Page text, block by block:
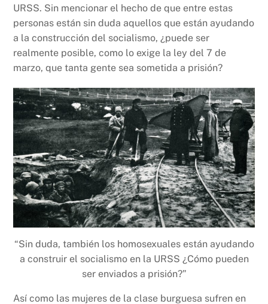
URSS. Sin mencionar el hecho de que entre estas
personas están sin duda aquellos que están ayudando
a la construcción del socialismo, ¿puede ser
realmente posible, como lo exige la ley del 7 de
marzo, que tanta gente sea sometida a prisión?
“Sin duda, también los homosexuales están ayudando
a construir el socialismo en la URSS ¿Cómo pueden
ser enviados a prisión?”
Así como las mujeres de la clase burguesa sufren en